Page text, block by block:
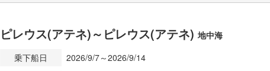
ピレウス(アテネ)～ピレウス(アテネ) 地中海
乗下船日
2026/9/7～2026/9/14